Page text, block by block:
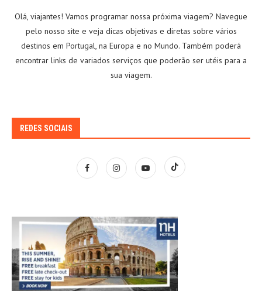
Olá, viajantes! Vamos programar nossa próxima viagem? Navegue
pelo nosso site e veja dicas objetivas e diretas sobre vários
destinos em Portugal, na Europa e no Mundo. Também poderá
encontrar links de variados serviços que poderão ser utéis para a
sua viagem.
REDES SOCIAIS